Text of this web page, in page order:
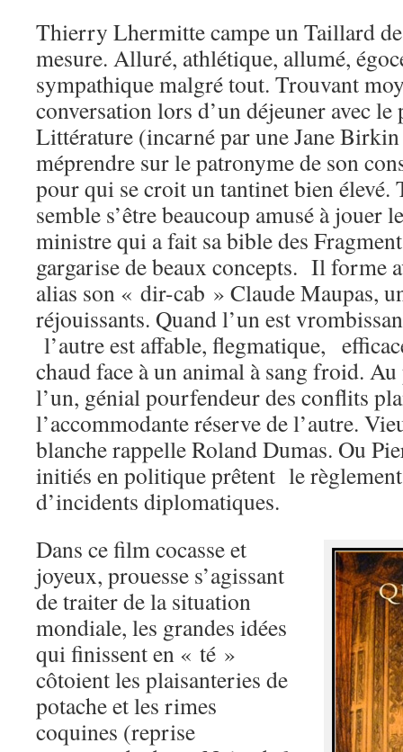
Thierry Lhermitte campe un Taillard
mesure. Alluré, athlétique, allumé,
sympathique malgré tout. Trouvant
conversation lors d’un déjeuner avec
Littérature (incarné par une Jane Birkin
méprendre sur le patronyme de son
pour qui se croit un tantinet bien
semble s’être beaucoup amusé à jouer
ministre qui a fait sa bible des
gargarise de beaux concepts. Il forme
alias son « dir-cab » Claude Maupas,
réjouissants. Quand l’un est
l’autre est affable, flegmatique,
chaud face à un animal à sang froid.
l’un, génial pourfendeur des conflits
l’accommodante réserve de l’autre.
blanche rappelle Roland Dumas. Ou
initiés en politique prêtent le
d’incidents diplomatiques.
Dans ce film cocasse et
joyeux, prouesse s’agissant
de traiter de la situation
mondiale, les grandes idées
qui finissent en « té »
côtoient les plaisanteries de
potache et les rimes
coquines (reprise